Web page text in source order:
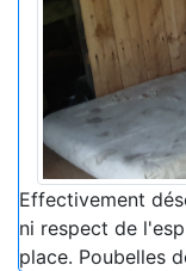
Effectivement
ni respect de
place. Poubelles